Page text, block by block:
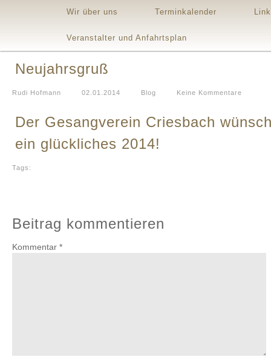
Skip to primary content
Skip to secondary content
Wir über uns Terminkalender
Veranstalter und Anfahrtsplan
Neujahrsgruß
Rudi Hofmann 02.01.2014 Blog Keine Kommentare
Der Gesangverein Criesbach
ein glückliches 2014!
Tags:
Beitrag kommentieren
Kommentar *